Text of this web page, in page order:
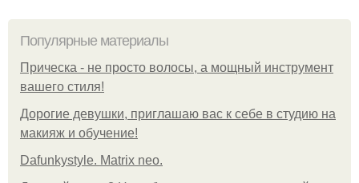
Популярные материалы
Прическа - не просто волосы, а мощный инструмент
вашего стиля!
Дорогие девушки, приглашаю вас к себе в студию на
макияж и обучение!
Dafunkystyle. Matrix neo.